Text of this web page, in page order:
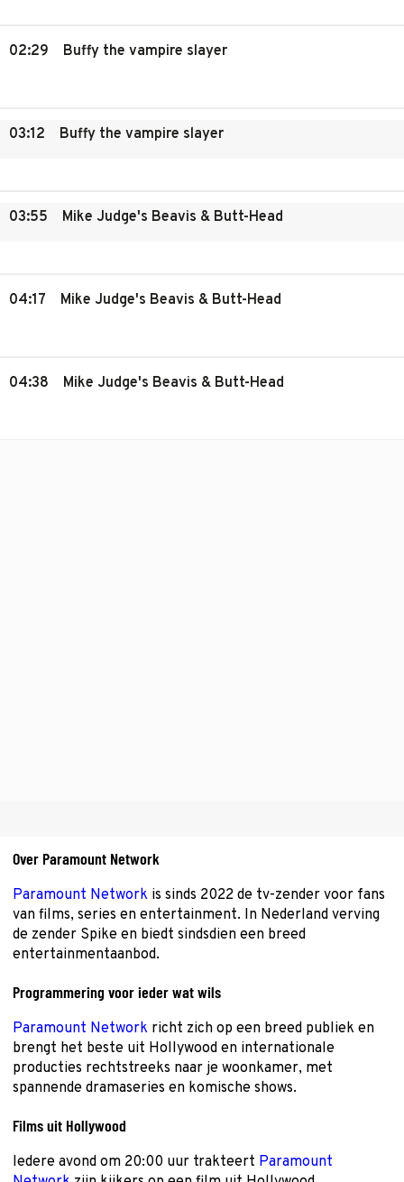
02:29 Buffy the vampire slayer
03:12 Buffy the vampire slayer
03:55 Mike Judge's Beavis & Butt-Head
04:17 Mike Judge's Beavis & Butt-Head
04:38 Mike Judge's Beavis & Butt-Head
Over Paramount Network
Paramount Network is sinds 2022 de tv-zender voor fans
van films, series en entertainment. In Nederland verving
de zender Spike en biedt sindsdien een breed
entertainmentaanbod.
Programmering voor ieder wat wils
Paramount Network richt zich op een breed publiek en
brengt het beste uit Hollywood en internationale
producties rechtstreeks naar je woonkamer, met
spannende dramaseries en komische shows.
Films uit Hollywood
Iedere avond om 20:00 uur trakteert Paramount